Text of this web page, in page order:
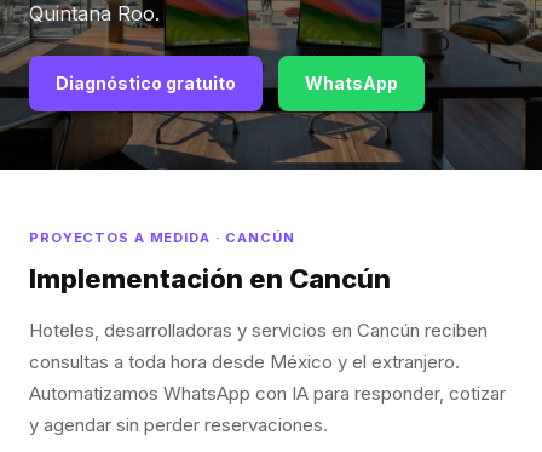
Quintana Roo.
Diagnóstico gratuito WhatsApp
PROYECTOS A MEDIDA · CANCÚN
Implementación en Cancún
Hoteles, desarrolladoras y servicios en Cancún reciben
consultas a toda hora desde México y el extranjero.
Automatizamos WhatsApp con IA para responder, cotizar
y agendar sin perder reservaciones.